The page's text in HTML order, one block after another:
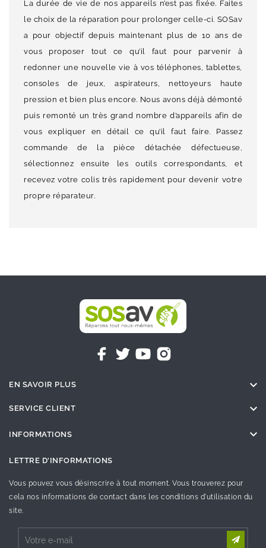
La durée de vie de nos appareils n’est pas fixée. Faites
le choix de la réparation pour prolonger celle-ci. SOSav
a pour objectif depuis maintenant plus de 10 ans de
vous proposer tout ce qu’il faut pour parvenir à
redonner une nouvelle vie à vos téléphones, tablettes,
consoles de jeux, aspirateurs, nettoyeurs haute
pression et bien plus encore. Nous avons déjà démonté
puis remonté un très grand nombre d’appareils afin de
vous expliquer en détail ce qu’il faut faire. Passez
commande de la pièce détachée défectueuse,
sélectionnez ensuite les outils correspondants, et
recevez votre colis très rapidement pour devenir votre
propre réparateur.
EN SAVOIR PLUS 
SERVICE CLIENT 
INFORMATIONS 
LETTRE D'INFORMATIONS
Vous pouvez vous désinscrire à tout moment. Vous trouverez pour
cela nos informations de contact dans les conditions d'utilisation du
site.